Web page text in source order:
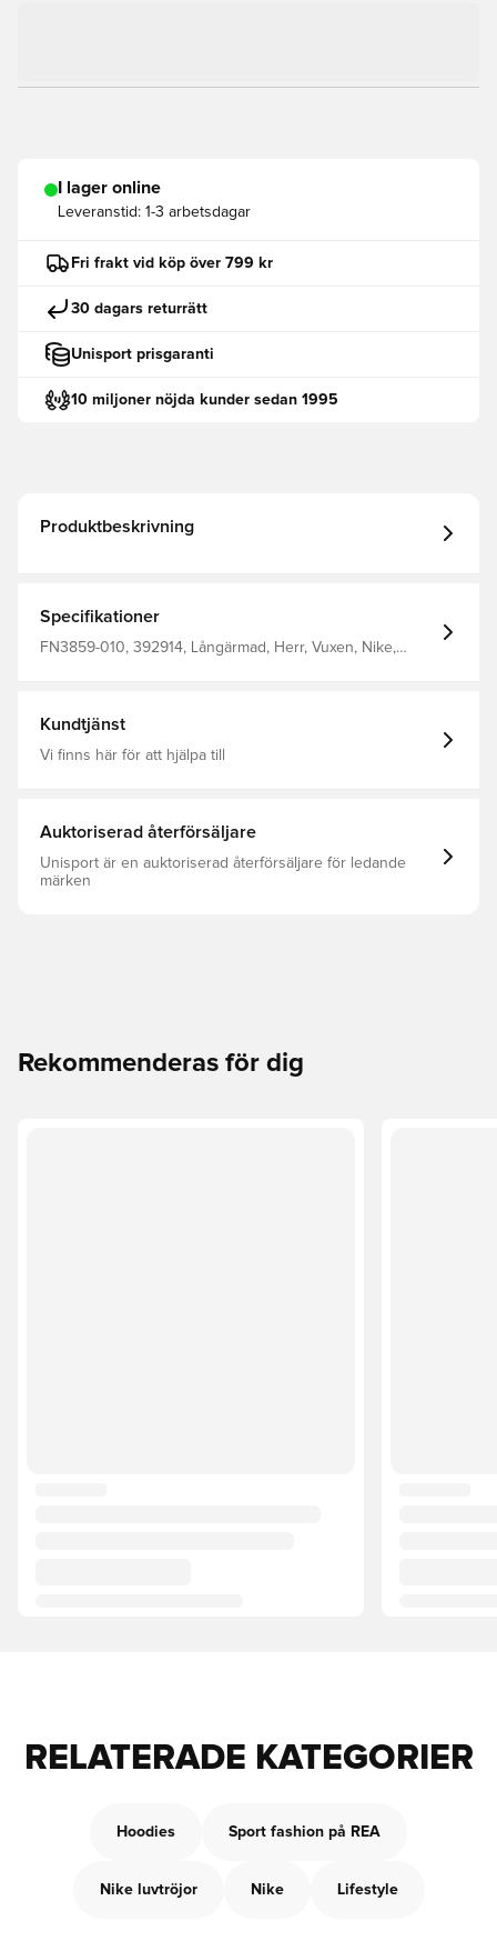
I lager online
Leveranstid: 1-3 arbetsdagar
Fri frakt vid köp över 799 kr
30 dagars returrätt
Unisport prisgaranti
10 miljoner nöjda kunder sedan 1995
Produktbeskrivning
Specifikationer
FN3859-010, 392914, Långärmad, Herr, Vuxen, Nike,
Kundtjänst
Vi finns här för att hjälpa till
Auktoriserad återförsäljare
Unisport är en auktoriserad återförsäljare för ledande
märken
Rekommenderas för dig
RELATERADE KATEGORIER
Hoodies Sport fashion på REA
Nike luvtröjor Nike Lifestyle